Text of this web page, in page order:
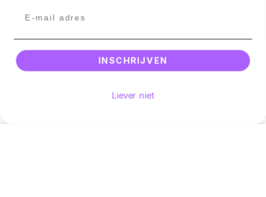
BEOORDELINGEN
Facebook
© 2026 -
Betaalmethodes
INSCHRIJVEN
Liever niet